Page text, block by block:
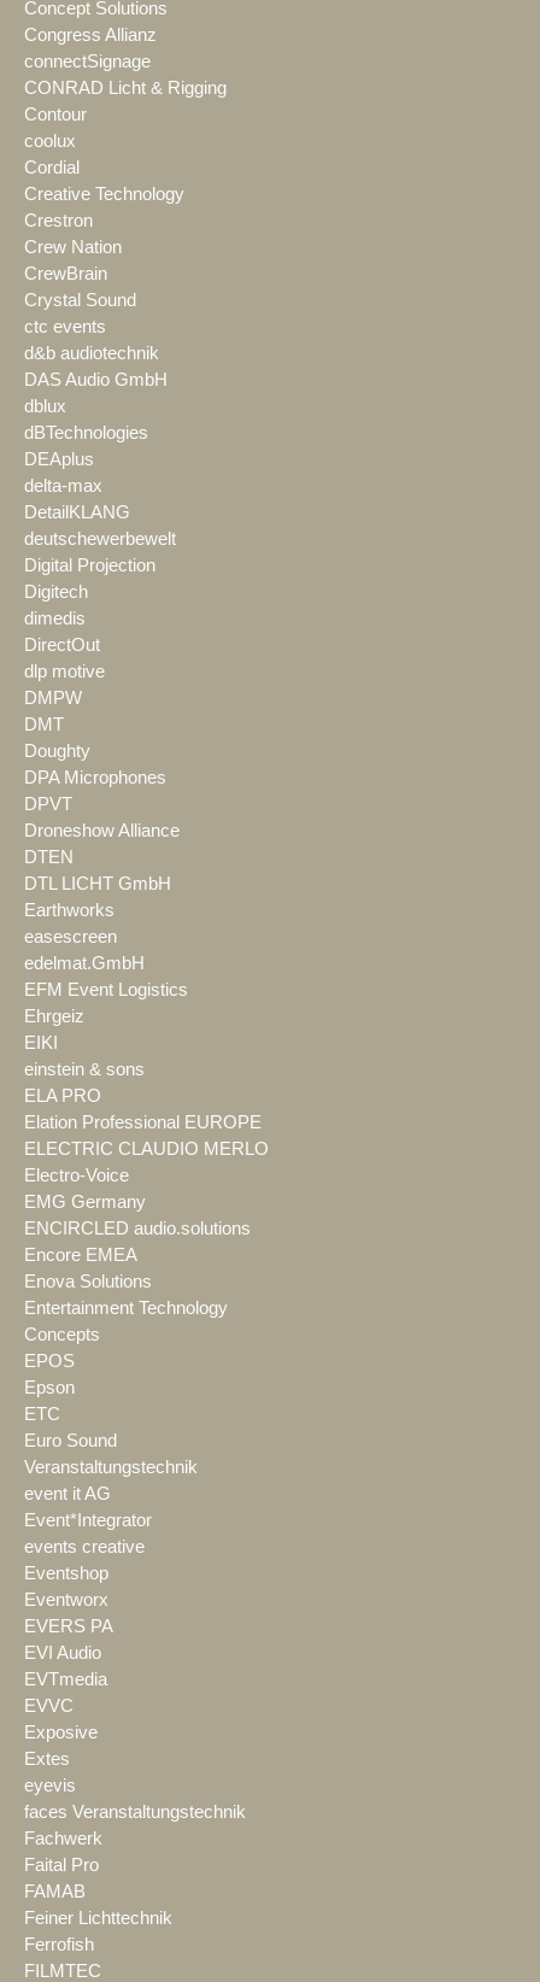
Concept Solutions
Congress Allianz
connectSignage
CONRAD Licht & Rigging
Contour
coolux
Cordial
Creative Technology
Crestron
Crew Nation
CrewBrain
Crystal Sound
ctc events
d&b audiotechnik
DAS Audio GmbH
dblux
dBTechnologies
DEAplus
delta-max
DetailKLANG
deutschewerbewelt
Digital Projection
Digitech
dimedis
DirectOut
dlp motive
DMPW
DMT
Doughty
DPA Microphones
DPVT
Droneshow Alliance
DTEN
DTL LICHT GmbH
Earthworks
easescreen
edelmat.GmbH
EFM Event Logistics
Ehrgeiz
EIKI
einstein & sons
ELA PRO
Elation Professional EUROPE
ELECTRIC CLAUDIO MERLO
Electro-Voice
EMG Germany
ENCIRCLED audio.solutions
Encore EMEA
Enova Solutions
Entertainment Technology
Concepts
EPOS
Epson
ETC
Euro Sound
Veranstaltungstechnik
event it AG
Event*Integrator
events creative
Eventshop
Eventworx
EVERS PA
EVI Audio
EVTmedia
EVVC
Exposive
Extes
eyevis
faces Veranstaltungstechnik
Fachwerk
Faital Pro
FAMAB
Feiner Lichttechnik
Ferrofish
FILMTEC